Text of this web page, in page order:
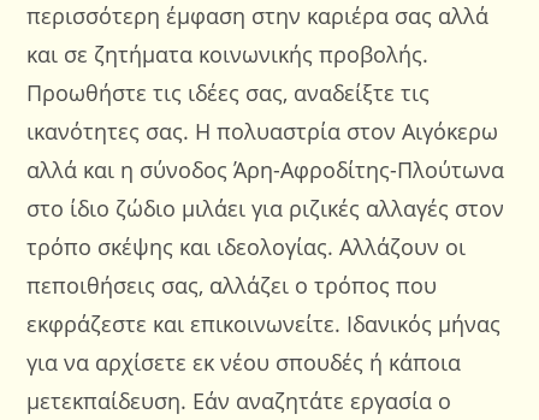
περισσότερη έμφαση στην καριέρα σας αλλά
και σε ζητήματα κοινωνικής προβολής.
Προωθήστε τις ιδέες σας, αναδείξτε τις
ικανότητες σας. Η πολυαστρία στον Αιγόκερω
αλλά και η σύνοδος Άρη-Αφροδίτης-Πλούτωνα
στο ίδιο ζώδιο μιλάει για ριζικές αλλαγές στον
τρόπο σκέψης και ιδεολογίας. Αλλάζουν οι
πεποιθήσεις σας, αλλάζει ο τρόπος που
εκφράζεστε και επικοινωνείτε. Ιδανικός μήνας
για να αρχίσετε εκ νέου σπουδές ή κάποια
μετεκπαίδευση. Εάν αναζητάτε εργασία ο